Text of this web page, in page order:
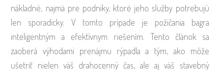
nákladné, najmä pre podniky, ktoré jeho služby potrebujú
len sporadicky. V tomto prípade je požičania bagra
inteligentným a efektívnym riešením. Tento článok sa
zaoberá výhodami prenájmu rýpadla a tým, ako môže
ušetriť nielen váš drahocenný čas, ale aj váš stavebný